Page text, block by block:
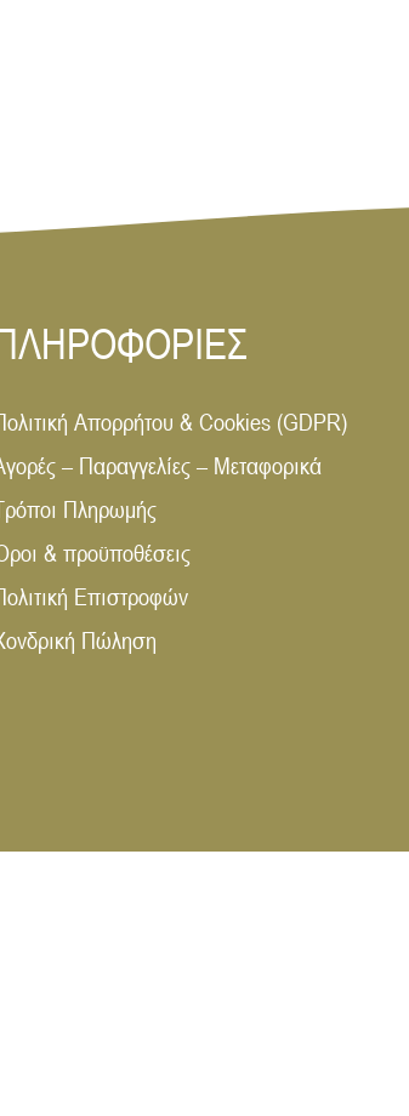
Απορρήτου & Cookies (GDPR)
– Παραγγελίες – Μεταφορικά
Πληρωμής
& προϋποθέσεις
Επιστροφών
Πώληση